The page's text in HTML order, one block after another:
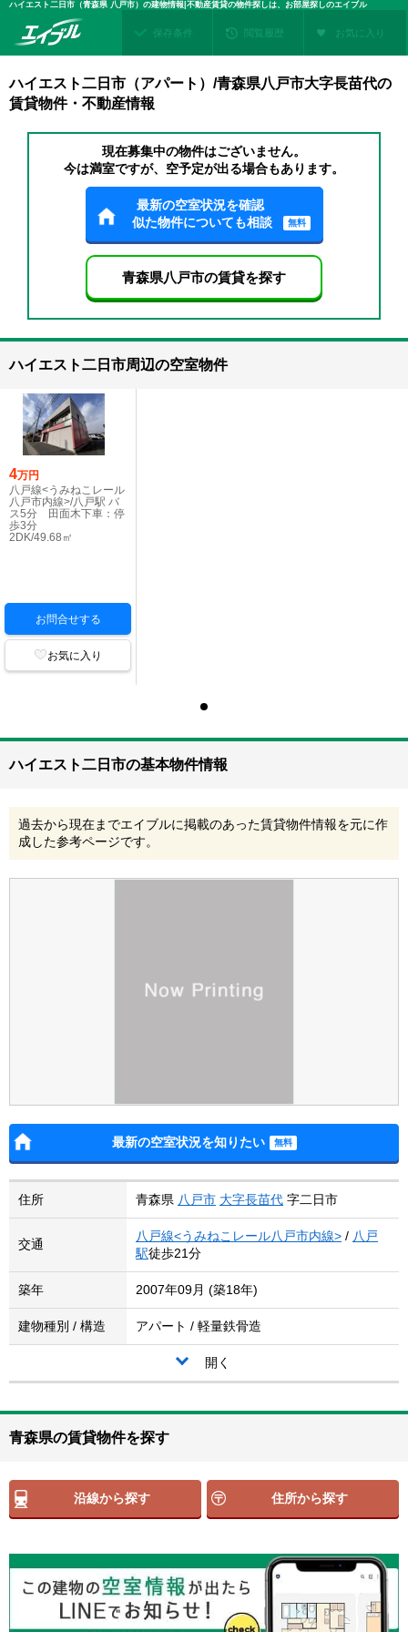
ハイエスト二日市（青森県 八戸市）の建物情報|不動産賃貸の物件探しは、お部屋探しのエイブル
保存条件 閲覧履歴 お気に入り
ハイエスト二日市（アパート）/青森県八戸市大字長苗代の
賃貸物件・不動産情報
現在募集中の物件はございません。
今は満室ですが、空予定が出る場合もあります。
最新の空室状況を確認
似た物件についても相談
無料
青森県八戸市の賃貸を探す
ハイエスト二日市周辺の空室物件
4万円
八戸線<うみねこレール
八戸市内線>/八戸駅 バ
ス5分 田面木下車：停
歩3分
2DK/49.68㎡
お問合せする
お気に入り
ハイエスト二日市の基本物件情報
過去から現在までエイブルに掲載のあった賃貸物件情報を元に作
成した参考ページです。
最新の空室状況を知りたい
住所 青森県 八戸市 大字長苗代 字二日市
交通
八戸線<うみねこレール八戸市内線> / 八戸
駅徒歩21分
築年 2007年09月 (築18年)
建物種別 / 構造 アパート / 軽量鉄骨造
開く
青森県の賃貸物件を探す
沿線から探す 住所から探す